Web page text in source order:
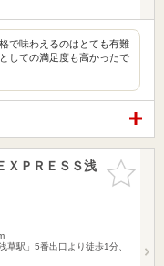
で味わえるのはとても有難
しての満足度も高かったで
お気に入
りに追加
ＸＰＲＥＳＳ浅
駅」5番出口より徒歩1分、